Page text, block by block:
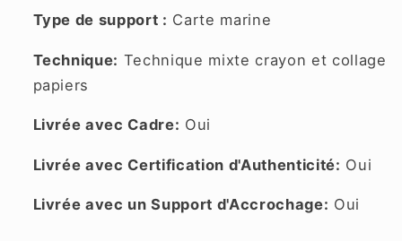
Type de support : Carte marine
Technique: Technique mixte crayon et collage
papiers
Livrée avec Cadre: Oui
Livrée avec Certification d'Authenticité: Oui
Livrée avec un Support d'Accrochage: Oui